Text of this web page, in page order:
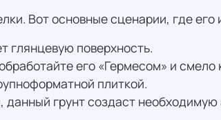
Вот основные сценарии, где его
глянцевую поверхность.
его «Гермесом» и смело
плиткой.
данный грунт создаст